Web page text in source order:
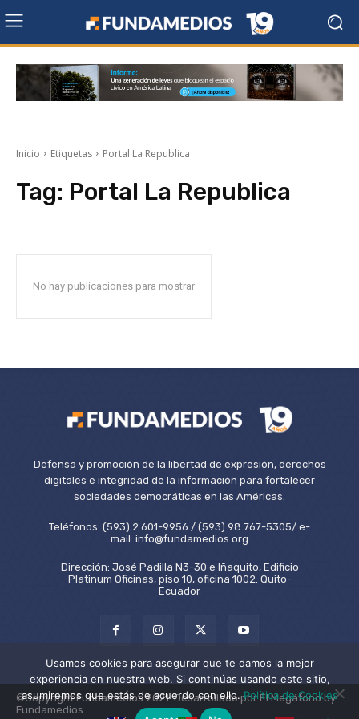
Inicio Etiquetas Portal La Republica
Tag: Portal La Republica
No hay publicaciones para mostrar
Defensa y promoción de la libertad de expresión, derechos
digitales e integridad de la información para fortalecer
sociedades democráticas en las Américas.
Teléfonos: (593) 2 601-9956 / (593) 98 767-5305/ e-
mail: info@fundamedios.org
Dirección: José Padilla N3-30 e Iñaquito, Edificio
Platinum Oficinas, piso 10, oficina 1002. Quito-
Ecuador
©Copyright Fundamedios 2021. Desarrollado por El Megáfono by
Fundamedios.
Usamos cookies para asegurar que te damos la mejor
experiencia en nuestra web. Si continúas usando este sitio,
asumiremos que estás de acuerdo con ello.Política de Cookies